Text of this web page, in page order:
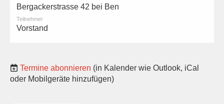
Bergackerstrasse 42 bei Ben
Teilnehmer
Vorstand
Termine abonnieren (in Kalender wie Outlook, iCal
oder Mobilgeräte hinzufügen)